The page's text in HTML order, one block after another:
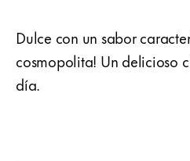
Dulce con un sabor
cosmopolita! Un delicioso
día.